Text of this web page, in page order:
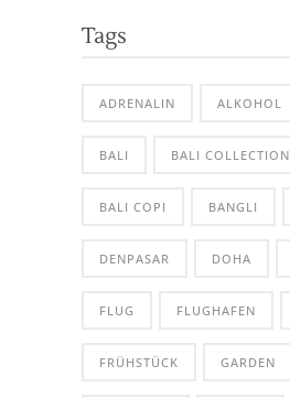
Tags
ADRENALIN ALKOHOL
BALI BALI COLLECTION
BALI COPI BANGLI
DENPASAR DOHA
FLUG FLUGHAFEN
FRÜHSTÜCK GARDEN